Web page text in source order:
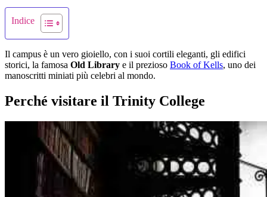
Indice
Il campus è un vero gioiello, con i suoi cortili eleganti, gli edifici
storici, la famosa Old Library e il prezioso Book of Kells, uno dei
manoscritti miniati più celebri al mondo.
Perché visitare il Trinity College